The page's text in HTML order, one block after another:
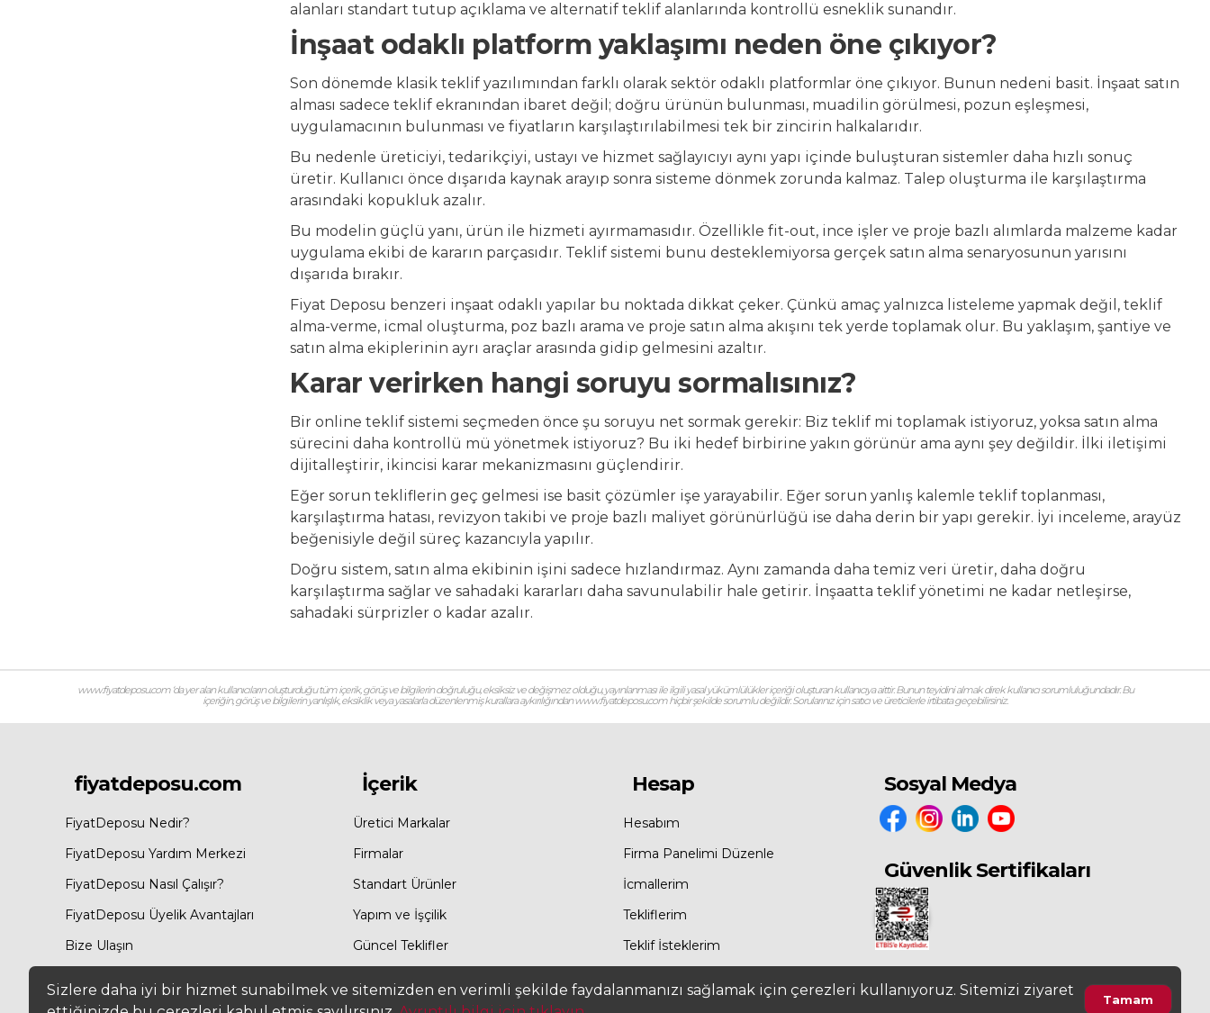
alanları standart tutup açıklama ve alternatif teklif alanlarında kontrollü esneklik sunandır.
İnşaat odaklı platform yaklaşımı neden öne çıkıyor?
Son dönemde klasik teklif yazılımından farklı olarak sektör odaklı platformlar öne çıkıyor. Bunun nedeni basit. İnşaat satın
alması sadece teklif ekranından ibaret değil; doğru ürünün bulunması, muadilin görülmesi, pozun eşleşmesi,
uygulamacının bulunması ve fiyatların karşılaştırılabilmesi tek bir zincirin halkalarıdır.
Bu nedenle üreticiyi, tedarikçiyi, ustayı ve hizmet sağlayıcıyı aynı yapı içinde buluşturan sistemler daha hızlı sonuç
üretir. Kullanıcı önce dışarıda kaynak arayıp sonra sisteme dönmek zorunda kalmaz. Talep oluşturma ile karşılaştırma
arasındaki kopukluk azalır.
Bu modelin güçlü yanı, ürün ile hizmeti ayırmamasıdır. Özellikle fit-out, ince işler ve proje bazlı alımlarda malzeme kadar
uygulama ekibi de kararın parçasıdır. Teklif sistemi bunu desteklemiyorsa gerçek satın alma senaryosunun yarısını
dışarıda bırakır.
Fiyat Deposu benzeri inşaat odaklı yapılar bu noktada dikkat çeker. Çünkü amaç yalnızca listeleme yapmak değil, teklif
alma-verme, icmal oluşturma, poz bazlı arama ve proje satın alma akışını tek yerde toplamak olur. Bu yaklaşım, şantiye ve
satın alma ekiplerinin ayrı araçlar arasında gidip gelmesini azaltır.
Karar verirken hangi soruyu sormalısınız?
Bir online teklif sistemi seçmeden önce şu soruyu net sormak gerekir: Biz teklif mi toplamak istiyoruz, yoksa satın alma
sürecini daha kontrollü mü yönetmek istiyoruz? Bu iki hedef birbirine yakın görünür ama aynı şey değildir. İlki iletişimi
dijitalleştirir, ikincisi karar mekanizmasını güçlendirir.
Eğer sorun tekliflerin geç gelmesi ise basit çözümler işe yarayabilir. Eğer sorun yanlış kalemle teklif toplanması,
karşılaştırma hatası, revizyon takibi ve proje bazlı maliyet görünürlüğü ise daha derin bir yapı gerekir. İyi inceleme, arayüz
beğenisiyle değil süreç kazancıyla yapılır.
Doğru sistem, satın alma ekibinin işini sadece hızlandırmaz. Aynı zamanda daha temiz veri üretir, daha doğru
karşılaştırma sağlar ve sahadaki kararları daha savunulabilir hale getirir. İnşaatta teklif yönetimi ne kadar netleşirse,
sahadaki sürprizler o kadar azalır.
www.fiyatdeposu.com ‘da yer alan kullanıcıların oluşturduğu tüm içerik, görüş ve bilgilerin doğruluğu, eksiksiz ve değişmez olduğu, yayınlanması ile ilgili yasal yükümlülükler içeriği oluşturan kullanıcıya aittir. Bunun teyidini almak direk kullanıcı sorumluluğundadır. Bu
içeriğin, görüş ve bilgilerin yanlışlık, eksiklik veya yasalarla düzenlenmiş kurallara aykırılığından www.fiyatdeposu.com hiçbir şekilde sorumlu değildir. Sorularınız için satıcı ve üreticilerle irtibata geçebilirsiniz.
fiyatdeposu.com
FiyatDeposu Nedir?
FiyatDeposu Yardım Merkezi
FiyatDeposu Nasıl Çalışır?
FiyatDeposu Üyelik Avantajları
Bize Ulaşın
İçerik
Üretici Markalar
Firmalar
Standart Ürünler
Yapım ve İşçilik
Güncel Teklifler
Hesap
Hesabım
Firma Panelimi Düzenle
İcmallerim
Tekliflerim
Teklif İsteklerim
Sosyal Medya
Güvenlik Sertifikaları
Tamam
Sizlere daha iyi bir hizmet sunabilmek ve sitemizden en verimli şekilde faydalanmanızı sağlamak için çerezleri kullanıyoruz. Sitemizi ziyaret